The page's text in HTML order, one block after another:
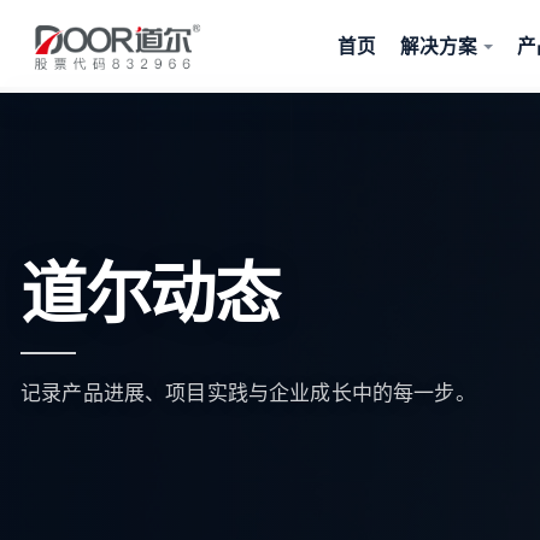
首页 解决方案
道尔动态
记录产品进展、项目实践与企业成长中的每一步。